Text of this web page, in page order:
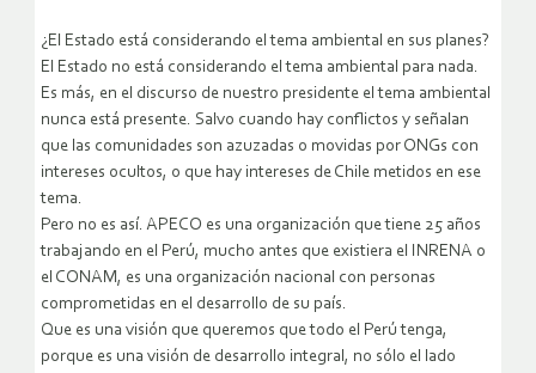
¿El Estado está considerando el tema ambiental en sus planes?
El Estado no está considerando el tema ambiental para nada.
Es más, en el discurso de nuestro presidente el tema ambiental
nunca está presente. Salvo cuando hay conflictos y señalan
que las comunidades son azuzadas o movidas por ONGs con
intereses ocultos, o que hay intereses de Chile metidos en ese
tema.
Pero no es así. APECO es una organización que tiene 25 años
trabajando en el Perú, mucho antes que existiera el INRENA o
el CONAM, es una organización nacional con personas
comprometidas en el desarrollo de su país.
Que es una visión que queremos que todo el Perú tenga,
porque es una visión de desarrollo integral, no sólo el lado